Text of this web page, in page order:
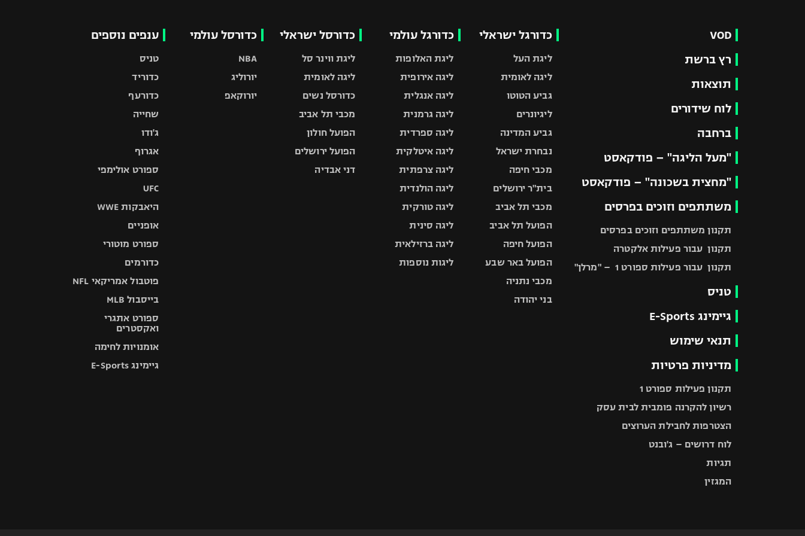
VOD
רץ ברשת
תוצאות
לוח שידורים
ברחבה
"מעל הליגה" – פודקאסט
"מחצית בשכונה" – פודקאסט
משתתפים וזוכים בפרסים
תקנון משתתפים וזוכים בפרסים
תקנון עבור פעילות אלקטרה
תקנון עבור פעילות ספורט 1 – "מרלן"
טניס
גיימינג E-Sports
תנאי שימוש
מדיניות פרטיות
תקנון פעילות ספורט 1
רשיון להקרנה פומבית לבית עסק
הצטרפות לחבילת הערוצים
לוח דרושים – ג'ובנט
תגיות
המגזין
כדורגל ישראלי
ליגת העל
ליגה לאומית
גביע הטוטו
ליגיונרים
גביע המדינה
נבחרת ישראל
מכבי חיפה
בית"ר ירושלים
מכבי תל אביב
הפועל תל אביב
הפועל חיפה
הפועל באר שבע
מכבי נתניה
בני יהודה
כדורגל עולמי
ליגת האלופות
ליגה אירופית
ליגה אנגלית
ליגה גרמנית
ליגה ספרדית
ליגה איטלקית
ליגה צרפתית
ליגה הולנדית
ליגה טורקית
ליגה סינית
ליגה ברזילאית
ליגות נוספות
כדורסל ישראלי
ליגת ווינר סל
ליגה לאומית
כדורסל נשים
מכבי תל אביב
הפועל חולון
הפועל ירושלים
דני אבדיה
כדורסל עולמי
NBA
יורוליג
יורוקאפ
ענפים נוספים
טניס
כדוריד
כדורעף
שחייה
ג'ודו
אגרוף
ספורט אולימפי
UFC
היאבקות WWE
אופניים
ספורט מוטורי
כדורמים
פוטבול אמריקאי NFL
בייסבול MLB
ספורט אתגרי
ואקסטרים
אומנויות לחימה
גיימינג E-Sports